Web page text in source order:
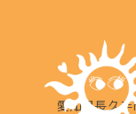
愛知県長久